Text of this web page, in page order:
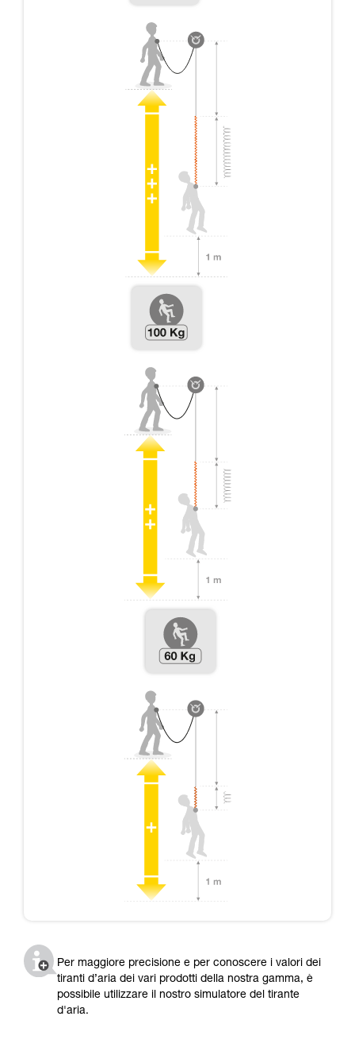
Per maggiore precisione e per conoscere i valori dei
tiranti d’aria dei vari prodotti della nostra gamma, è
possibile utilizzare il nostro simulatore del tirante
d'aria.